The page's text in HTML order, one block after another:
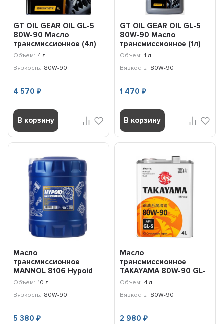
GT OIL GEAR OIL GL-5
80W-90 Масло
трансмиссионное (4л)
8809059407837
Объем: 4 л
Вязкость: 80W-90
4 570₽
В корзину
GT OIL GEAR OIL GL-5
80W-90 Масло
трансмиссионное (1л)
8809059407844
Объем: 1 л
Вязкость: 80W-90
1 470 ₽
В корзину
Масло
трансмиссионное
MANNOL 8106 Hypoid
Getriebeoel 80W-90 GL
Объем: 10 л
Вязкость: 80W-90
5 380₽
Масло
трансмиссионное
TAKAYAMA 80W-90 GL-
5 (4л) 605595
Объем: 4 л
Вязкость: 80W-90
2 980 ₽